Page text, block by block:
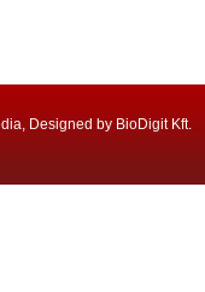
Designed by BioDigit Kft.